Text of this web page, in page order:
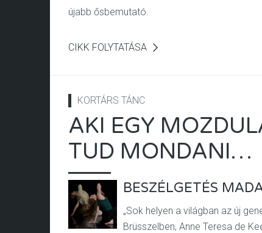
újabb ősbemutató.
CIKK FOLYTATÁSA
KORTÁRS TÁNC
AKI EGY
TUD MONDANI…
BESZÉLGETÉS
„Sok helyen a világban az új
Brüsszelben, Anne Teresa de